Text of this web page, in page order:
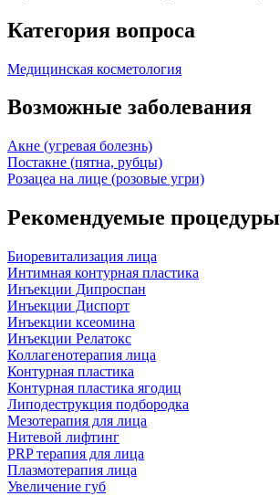
Категория вопроса
Медицинская косметология
Возможные заболевания
Акне (угревая болезнь)
Постакне (пятна, рубцы)
Розацеа на лице (розовые угри)
Рекомендуемые процедуры
Биоревитализация лица
Интимная контурная пластика
Инъекции Дипроспан
Инъекции Диспорт
Инъекции ксеомина
Инъекции Релатокс
Коллагенотерапия лица
Контурная пластика
Контурная пластика ягодиц
Липодеструкция подбородка
Мезотерапия для лица
Нитевой лифтинг
PRP терапия для лица
Плазмотерапия лица
Увеличение губ